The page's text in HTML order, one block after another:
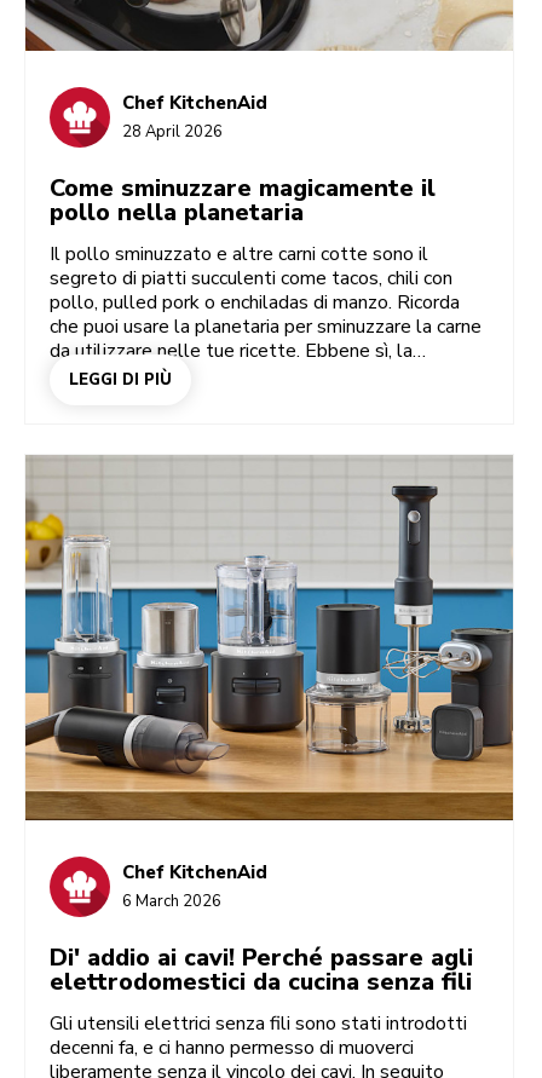
Chef KitchenAid
28 April 2026
Come sminuzzare magicamente il
pollo nella planetaria
Il pollo sminuzzato e altre carni cotte sono il
segreto di piatti succulenti come tacos, chili con
pollo, pulled pork o enchiladas di manzo. Ricorda
che puoi usare la planetaria per sminuzzare la carne
da utilizzare nelle tue ricette. Ebbene sì, la
planetaria è un apparecchio decisamente utile e
modo. In più, troverai suggerimenti e idee per le tue
ricette a base di carne sminuzzata.
LEGGI DI PIÙ
Chef KitchenAid
6 March 2026
Di' addio ai cavi! Perché passare agli
elettrodomestici da cucina senza fili
Gli utensili elettrici senza fili sono stati introdotti
decenni fa, e ci hanno permesso di muoverci
liberamente senza il vincolo dei cavi. In seguito